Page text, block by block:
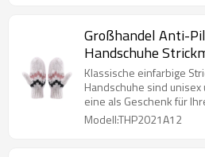
Großhandel Anti-
Handschuhe
Klassische einfarbige
Handschuhe sind
eine als Geschenk für
Modell:THP2021A12